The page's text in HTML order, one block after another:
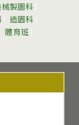
製圖科
造園科
體育班